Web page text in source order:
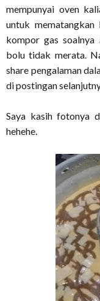
mempunyai oven
untuk mematangkan
kompor gas soalnya
bolu tidak merata.
share pengalaman
di postingan
Saya kasih fotonya
hehehe.